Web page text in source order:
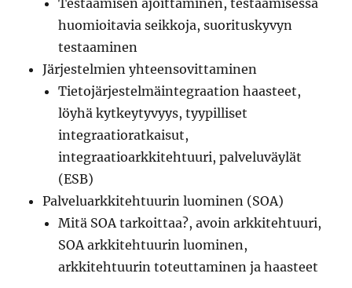
Testaamisen ajoittaminen, testaamisessa
huomioitavia seikkoja, suorituskyvyn
testaaminen
Järjestelmien yhteensovittaminen
Tietojärjestelmäintegraation haasteet,
löyhä kytkeytyvyys, tyypilliset
integraatioratkaisut,
integraatioarkkitehtuuri, palveluväylät
(ESB)
Palveluarkkitehtuurin luominen (SOA)
Mitä SOA tarkoittaa?, avoin arkkitehtuuri,
SOA arkkitehtuurin luominen,
arkkitehtuurin toteuttaminen ja haasteet